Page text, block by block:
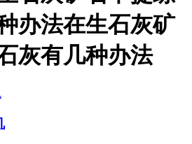
办法在生石灰矿
灰有几种办法